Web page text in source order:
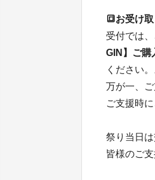
🔳お受け
受付では、
GIN】ご購
ください
万が一、
ご支援時
祭り当日
皆様のご